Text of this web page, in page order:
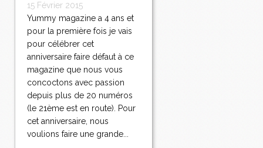
15 Février 2015
Yummy magazine a 4 ans et
pour la première fois je vais
pour célébrer cet
anniversaire faire défaut à ce
magazine que nous vous
concoctons avec passion
depuis plus de 20 numéros
(le 21ème est en route). Pour
cet anniversaire, nous
voulions faire une grande...